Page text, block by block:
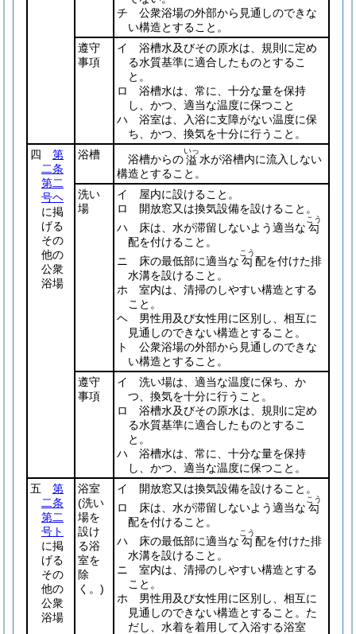
チ 公衆浴場の外部から見通しのできな
い構造とすること。
遵守
事項
イ 浴槽水及びその原水は、規則に定め
る水質基準に適合したものとするこ
と。
ロ 浴槽水は、常に、十分な量を保持
し、かつ、適当な温度に保つこと
ハ 浴室は、入浴に支障がない温度に保
ち、かつ、換気を十分に行うこと。
四 第
二条
第二
号ヘ
に掲
げる
その
他の
公衆
浴場
浴槽 浴槽からの溢
いっ
水が浴槽内に流入しない
構造とすること。
洗い
場
イ 屋内に設けること。
ロ 開放窓又は換気設備を設けること。
ハ 床は、水が滞留しないよう適当な 勾
こう
配を付けること。
ニ 床の最低部に適当な 勾
こう
配を付けた排
水溝を設けること。
ホ 室内は、清掃のしやすい構造とする
こと。
ヘ 男性用及び女性用に区別し、相互に
見通しのできない構造とすること。
ト 公衆浴場の外部から見通しのできな
い構造とすること。
遵守
事項
イ 洗い場は、適当な温度に保ち、か
つ、換気を十分に行うこと。
ロ 浴槽水及びその原水は、規則に定め
る水質基準に適合したものとするこ
と。
ハ 浴槽水は、常に、十分な量を保持
し、かつ、適当な温度に保つこと。
五 第
二条
第二
号ト
に掲
げる
その
他の
公衆
浴場
浴室
(洗い
場を
設け
る浴
室を
除
く。)
イ 開放窓又は換気設備を設けること。
ロ 床は、水が滞留しないよう適当な 勾
こう
配を付けること。
ハ 床の最低部に適当な 勾
こう
配を付けた排
水溝を設けること。
ニ 室内は、清掃のしやすい構造とする
こと。
ホ 男性用及び女性用に区別し、相互に
見通しのできない構造とすること。た
だし、水着を着用して入浴する浴室